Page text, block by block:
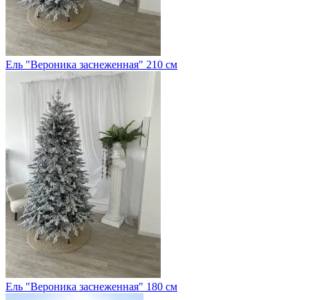
Ель "Вероника заснеженная" 210 см
Ель "Вероника заснеженная" 180 см